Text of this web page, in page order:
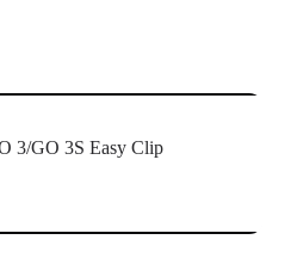
3/GO 3S Easy Clip